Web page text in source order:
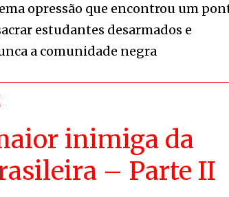
opressão que encontrou um
estudantes desarmados e
a comunidade negra
inimiga da
– Parte II